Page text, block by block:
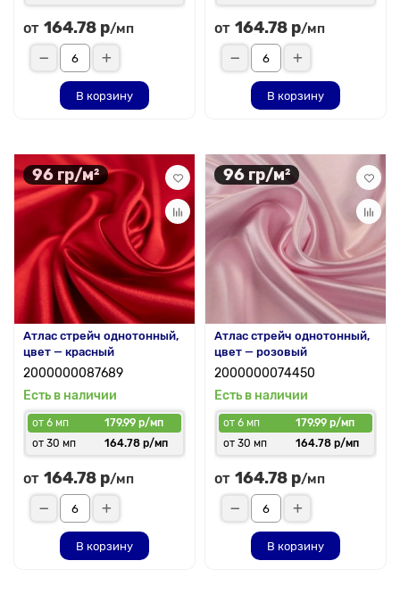
от 164.78 р/мп
В корзину
от 164.78 р/мп
В корзину
96 гр/м²
Атлас стрейч однотонный,
цвет — красный
2000000087689
Есть в наличии
от 6 мп
179.99 р/мп
от 30 мп
164.78 р/мп
от 164.78 р/мп
В корзину
96 гр/м²
Атлас стрейч однотонный,
цвет — розовый
2000000074450
Есть в наличии
от 6 мп
179.99 р/мп
от 30 мп
164.78 р/мп
от 164.78 р/мп
В корзину